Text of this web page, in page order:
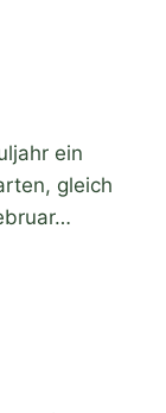
ein
gleich